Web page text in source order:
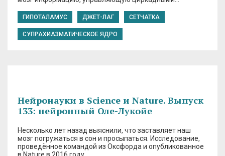
ГИПОТАЛАМУС ДЖЕТ-ЛАГ СЕТЧАТКА
СУПРАХИАЗМАТИЧЕСКОЕ ЯДРО
Нейронауки в Science и Nature. Выпуск
133: нейронный Оле-Лукойе
Несколько лет назад выяснили, что заставляет наш
мозг погружаться в сон и просыпаться. Исследование,
проведённое командой из Оксфорда и опубликованное